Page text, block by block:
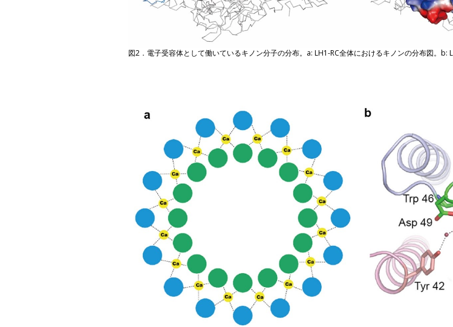
図2．電子受容体として働いているキノン分子の分布。a: LH1-RC全体におけるキノンの分布図。b: